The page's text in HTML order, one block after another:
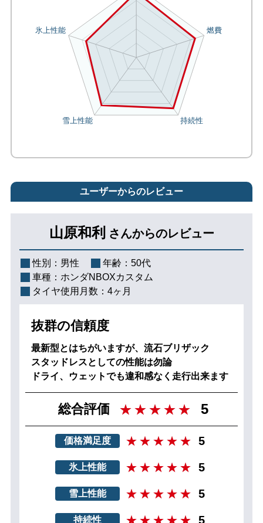
ユーザーからのレビュー
山原和利 さんからのレビュー
性別： 男性 年齢： 50代
車種： ホンダNBOXカスタム
タイヤ使用月数： 4ヶ月
抜群の信頼度
最新型とはちがいますが、流石ブリザック
スタッドレスとしての性能は勿論
ドライ、ウェットでも違和感なく走行出来ます
総合評価 5
価格満足度 5
氷上性能 5
雪上性能 5
持続性 5